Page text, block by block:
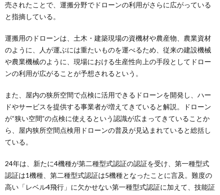
売されたことで、運搬分野でドローンの利用がさらに広がっている
と指摘している。
運搬用のドローンは、土木・建築現場の資機材や農産物、農業資材
のように、人が運ぶには重たいものを運べるため、従来の建設機械
や農業機械のように、現場における生産性向上の手段としてドロー
ンの利用が広がることが予想されるという。
また、屋内の狭所空間で点検に活用できるドローンを開発し、ハー
ドやサービスを提供する事業者が増えてきていると解説。ドローン
が“狭い空間”の点検に使えるという認識が広まってきていることか
ら、屋内狭所空間点検用ドローンの普及が見込まれていると総括し
ている。
24年は、新たに4機種が第二種型式認証の認証を受け、第一種型式
認証は1機種、第二種型式認証は5機種となったことに言及。難度の
高い「レベル4飛行」に欠かせない第一種型式認証に加えて、技能証